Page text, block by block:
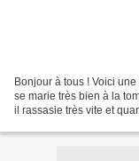
Bonjour à tous ! Voici
se marie très bien à la
il rassasie très vite et